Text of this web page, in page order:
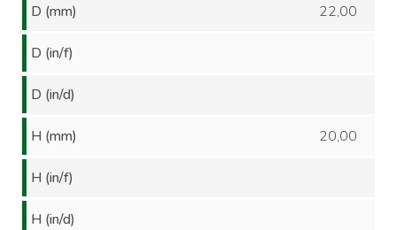
D (mm) 22,00
D (in/f)
D (in/d)
H (mm) 20,00
H (in/f)
H (in/d)